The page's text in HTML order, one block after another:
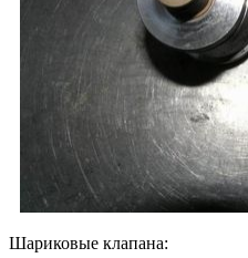
Шариковые клапана: